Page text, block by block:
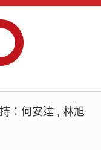
：何安達 , 林旭